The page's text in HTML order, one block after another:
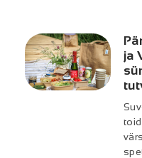
ja